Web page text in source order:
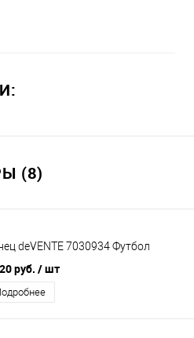
(8)
deVENTE 7030934 Футбол
руб. / шт